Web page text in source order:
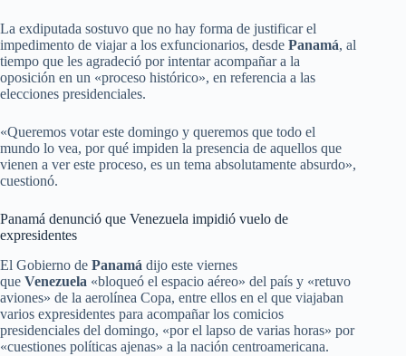
La exdiputada sostuvo que no hay forma de justificar el
impedimento de viajar a los exfuncionarios, desde Panamá, al
tiempo que les agradeció por intentar acompañar a la
oposición en un «proceso histórico», en referencia a las
elecciones presidenciales.
«Queremos votar este domingo y queremos que todo el
mundo lo vea, por qué impiden la presencia de aquellos que
vienen a ver este proceso, es un tema absolutamente absurdo»,
cuestionó.
Panamá denunció que Venezuela impidió vuelo de
expresidentes
El Gobierno de Panamá dijo este viernes
que Venezuela «bloqueó el espacio aéreo» del país y «retuvo
aviones» de la aerolínea Copa, entre ellos en el que viajaban
varios expresidentes para acompañar los comicios
presidenciales del domingo, «por el lapso de varias horas» por
«cuestiones políticas ajenas» a la nación centroamericana.